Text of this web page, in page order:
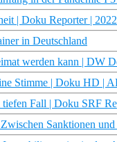
| Doku Reporter |
in Deutschland
werden kann | DW
Stimme | Doku HD |
Fall | Doku SRF
Sanktionen